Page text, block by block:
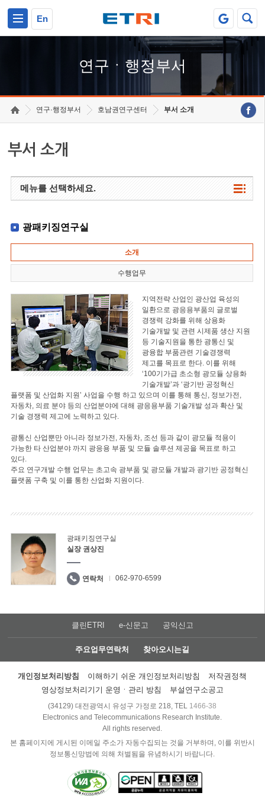
En
연구ㆍ행정부서
연구·행정부서 호남권연구센터 부서 소개
부서 소개
메뉴를 선택하세요.
광패키징연구실
소개
수행업무
지역전략 산업인 광산업 육성의
일환으로 광응용부품의 글로벌
경쟁력 강화를 위해 상용화
기술개발 및 관련 시제품 생산 지원
등 기술지원을 통한 광통신 및
광융합 부품관련 기술경쟁력
제고를 목표로 한다. 이를 위해
‘100기가급 초소형 광모듈 상용화
기술개발’과 ‘광기반 공정혁신
플랫폼 및 산업화 지원’ 사업을 수행 하고 있으며 이를 통해 통신, 정보가전,
자동차, 의료 분야 등의 산업분야에 대해 광응용부품 기술개발 성과 확산 및
기술 경쟁력 제고에 노력하고 있다.
광통신 산업뿐만 아니라 정보가전, 자동차, 조선 등과 같이 광모듈 적용이
가능한 타 산업분야 까지 광응용 부품 및 모듈 솔루션 제공을 목표로 하고
있다.
주요 연구개발 수행 업무는 초고속 광부품 및 광모듈 개발과 광기반 공정혁신
플랫폼 구축 및 이를 통한 산업화 지원이다.
광패키징연구실
실장 권상진
연락처 062-970-6599
클린ETRI e-신문고 공익신고
주요업무연락처 찾아오시는길
개인정보처리방침 이해하기 쉬운 개인정보처리방침
저작권정책
영상정보처리기기 운영ㆍ관리 방침
부설연구소공고
(34129) 대전광역시 유성구 가정로 218, TEL 1466-38
Electronics and Telecommunications Research Institute.
All rights reserved.
본 홈페이지에 게시된 이메일 주소가 자동수집되는 것을 거부하며, 이를 위반시
정보통신망법에 의해 처벌됨을 유념하시기 바랍니다.